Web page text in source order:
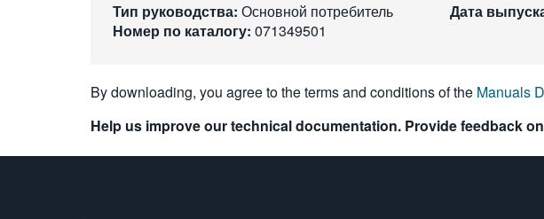
Тип руководства: Основной потребитель
Номер по каталогу: 071349501
Дата
By downloading, you agree to the terms and conditions of the Manuals
Help us improve our technical documentation. Provide feedback